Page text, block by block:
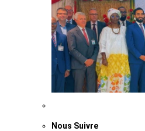
Nous Suivre